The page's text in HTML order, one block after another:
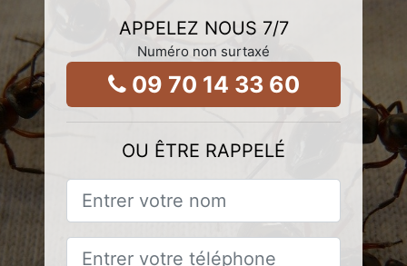
APPELEZ NOUS 7/7
Numéro non surtaxé
09 70 14 33 60
OU ÊTRE RAPPELÉ